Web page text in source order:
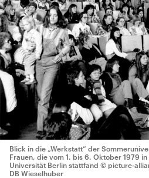
Blick in die „Werkstatt“ der
Frauen, die vom 1. bis 6. Oktober 1979
Universität Berlin stattfand © picture-
DB Wieselhuber